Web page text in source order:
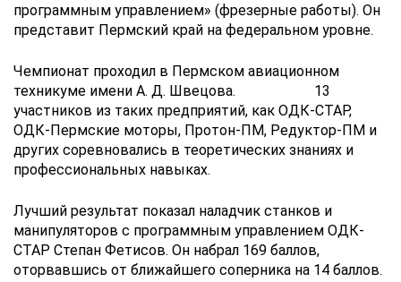
программным управлением» (фрезерные работы). Он
представит Пермский край на федеральном уровне.
Чемпионат проходил в Пермском авиационном
техникуме имени А. Д. Швецова. 13
участников из таких предприятий, как ОДК-СТАР,
ОДК-Пермские моторы, Протон-ПМ, Редуктор-ПМ и
других соревновались в теоретических знаниях и
профессиональных навыках.
Лучший результат показал наладчик станков и
манипуляторов с программным управлением ОДК-
СТАР Степан Фетисов. Он набрал 169 баллов,
оторвавшись от ближайшего соперника на 14 баллов.